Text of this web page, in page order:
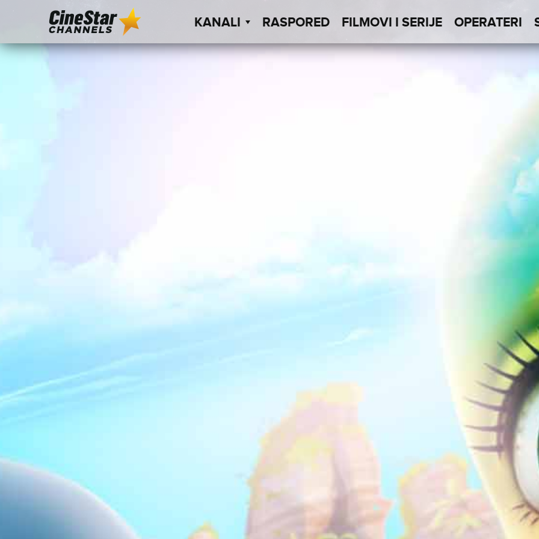
KANALI RASPORED FILMOVI I SERIJE OPERATERI